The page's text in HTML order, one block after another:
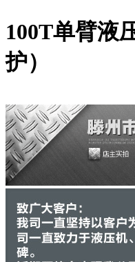
100T单臂液
护）